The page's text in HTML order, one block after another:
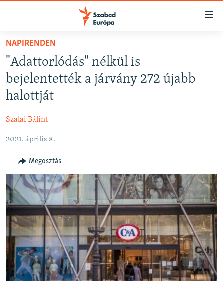
Akadálymentes
Ugrás
oldalra
Ugrás
tartalomjegyzékre
NAPIRENDEN
AKTUÁLIS
PODCASTOK
ELEMZŐ
NER15
SZABADON
TÁRSADALOM
DEMOKRÁCIA
A PÉNZ NYOMÁBAN
EURÓPAI UNIÓ
VILÁG
KLÍMAVÁLTOZÁS
NAPIRENDEN
"Adattorlódás" nélkül is
bejelentették a járvány 272 újabb
halottját
Szalai Bálint
2021. április 8.
Megosztás
FELIRATKOZÁS